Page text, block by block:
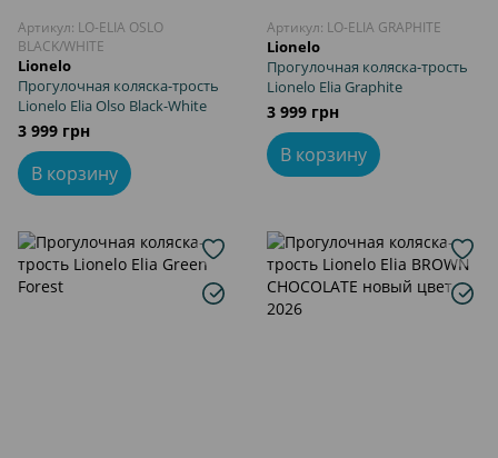
Артикул: LO-ELIA OSLO
BLACK/WHITE
Lionelo
Прогулочная коляска-трость
Lionelo Elia Olso Black-White
3 999 грн
В корзину
Артикул: LO-ELIA GRAPHITE
Lionelo
Прогулочная коляска-трость
Lionelo Elia Graphite
3 999 грн
В корзину